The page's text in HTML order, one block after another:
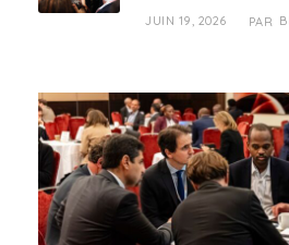
JUIN 19, 2026 PAR